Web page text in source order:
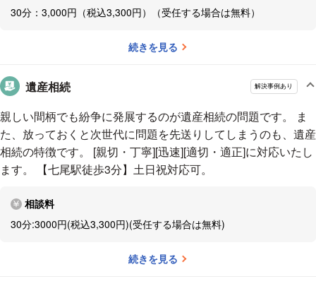
30分：3,000円（税込3,300円）（受任する場合は無料）
続きを見る
遺産相続 解決事例あり
親しい間柄でも紛争に発展するのが遺産相続の問題です。 ま
た、放っておくと次世代に問題を先送りしてしまうのも、遺産
相続の特徴です。 [親切・丁寧][迅速][適切・適正]に対応いたし
ます。 【七尾駅徒歩3分】土日祝対応可。
相談料
30分:3000円(税込3,300円)(受任する場合は無料)
続きを見る